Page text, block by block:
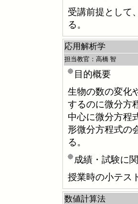
受講前提として
る。
応用解析学
担当教官：高橋 智
目的概要
生物の数の変化
するのに微分方
中心に微分方程
形微分方程式の
る。
成績・試験に
授業時の小テス
数値計算法